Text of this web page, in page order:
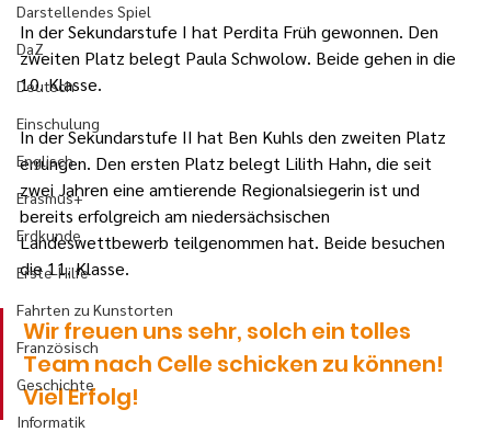
Darstellendes Spiel
DaZ
Deutsch
Einschulung
Englisch
Erasmus+
Erdkunde
Erste-Hilfe
Fahrten zu Kunstorten
Französisch
Geschichte
Informatik
In der Sekundarstufe I hat Perdita Früh gewonnen. Den
zweiten Platz belegt Paula Schwolow. Beide gehen in die
10. Klasse.
In der Sekundarstufe II hat Ben Kuhls den zweiten Platz
errungen. Den ersten Platz belegt Lilith Hahn, die seit
zwei Jahren eine amtierende Regionalsiegerin ist und
bereits erfolgreich am niedersächsischen
Landeswettbewerb teilgenommen hat. Beide besuchen
die 11. Klasse.
Wir freuen uns sehr, solch ein tolles
Team nach Celle schicken zu können!
Viel Erfolg!